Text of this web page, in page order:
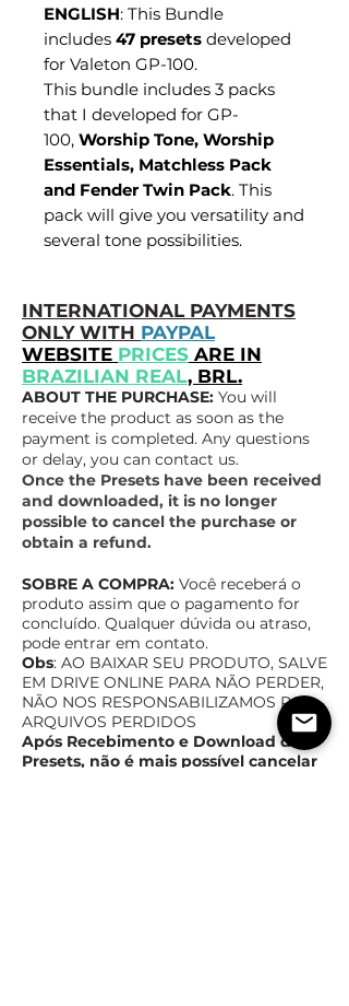
ENGLISH: This Bundle
includes 47 presets developed
for Valeton GP-100.
This bundle includes 3 packs
that I developed for GP-
100, Worship Tone, Worship
Essentials, Matchless Pack
and Fender Twin Pack. This
pack will give you versatility and
several tone possibilities.
INTERNATIONAL PAYMENTS
ONLY WITH PAYPAL
WEBSITE PRICES ARE IN
BRAZILIAN REAL, BRL.
ABOUT THE PURCHASE: You will
receive the product as soon as the
payment is completed. Any questions
or delay, you can contact us.
Once the Presets have been received
and downloaded, it is no longer
possible to cancel the purchase or
obtain a refund.
SOBRE A COMPRA: Você receberá o
produto assim que o pagamento for
concluído. Qualquer dúvida ou atraso,
pode entrar em contato.
Obs: AO BAIXAR SEU PRODUTO, SALVE
EM DRIVE ONLINE PARA NÃO PERDER,
NÃO NOS RESPONSABILIZAMOS POR
ARQUIVOS PERDIDOS
Após Recebimento e Download dos
Presets, não é mais possível cancelar